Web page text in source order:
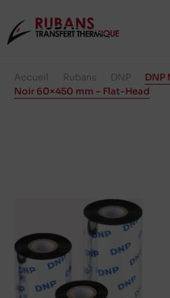
Accueil Rubans DNP
DNP
Noir 60×450 mm – Flat-Head